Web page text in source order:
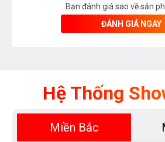
Bạn đánh giá sao về sản
ĐÁNH GIÁ NGAY
Hệ Thống
Miền Bắc